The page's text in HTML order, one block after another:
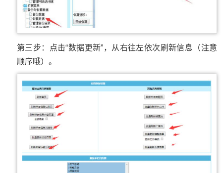
第三步：点击“数据更新”，从右往左依次刷新信息（注意
顺序哦）。